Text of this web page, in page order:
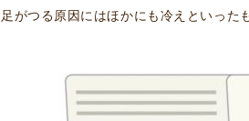
足がつる原因にはほかにも冷えといった